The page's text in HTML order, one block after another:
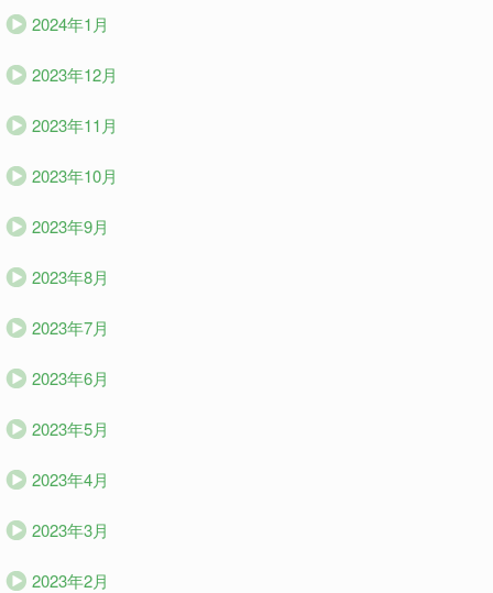
2024年1月
2023年12月
2023年11月
2023年10月
2023年9月
2023年8月
2023年7月
2023年6月
2023年5月
2023年4月
2023年3月
2023年2月